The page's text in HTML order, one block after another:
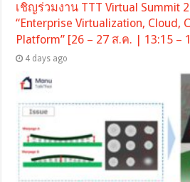
เชิญร่วมงาน TTT Virtual Summit
“Enterprise Virtualization, Cloud,
Platform” [26 – 27 ส.ค. | 13:15 –
4 days ago